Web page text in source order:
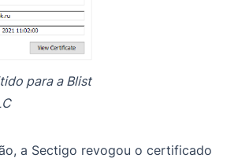
para a Blist
a Sectigo revogou o certificado